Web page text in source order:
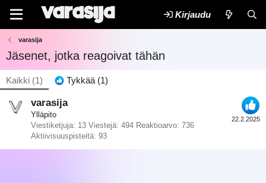
Kirjaudu
varasija
Jäsenet, jotka reagoivat tähän
Kaikki (1) Tykkää (1)
22.2.2025
varasija
Ylläpito
Viestiketjuja 13 Viestejä 494 Reaktioarvo 736
Aktiivisuuspisteitä 93